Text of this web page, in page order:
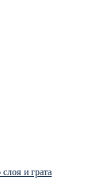
и грата